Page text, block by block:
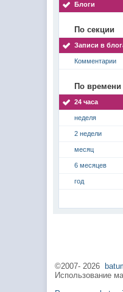
Блоги
По секции
Записи в
Комментарии
По времени
24 часа
неделя
2 недели
месяц
6 месяцев
год
©2007-2026
Использование